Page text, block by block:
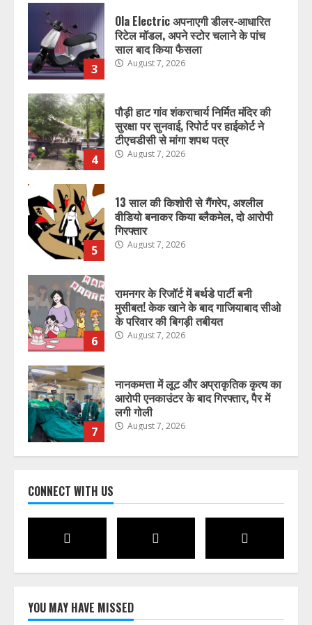
3
Ola Electric अपनाएगी डीलर-आधारित
रिटेल मॉडल, अपने स्टोर चलाने के पांच
साल बाद किया फैसला
August 7, 2026
4
पौड़ी हाट गांव शंकराचार्य निर्मित मंदिर की
सुरक्षा पर सुनवाई, रिपोर्ट पर हाईकोर्ट ने
टीएचडीसी से मांगा शपथ पत्र
August 7, 2026
5
13 साल की किशोरी से गैंगरेप, अश्लील
वीडियो बनाकर किया ब्लैकमेल, दो आरोपी
गिरफ्तार
August 7, 2026
6
रामनगर के रिजॉर्ट में बर्थडे पार्टी बनी
मुसीबत! केक खाने के बाद गाजियाबाद सीओ
के परिवार की बिगड़ी तबीयत
August 7, 2026
7
नानकमत्ता में लूट और अप्राकृतिक कृत्य का
आरोपी एनकाउंटर के बाद गिरफ्तार, पैर में
लगी गोली
August 7, 2026
1
2 August 7, 2026
CONNECT WITH US
YOU MAY HAVE MISSED